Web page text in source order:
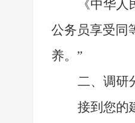
《中华
公务员享受同
养。”
二、 调研
接到您的